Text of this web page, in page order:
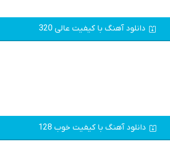
دانلود آهنگ با کیفیت عالی 320
دانلود آهنگ با کیفیت خوب 128